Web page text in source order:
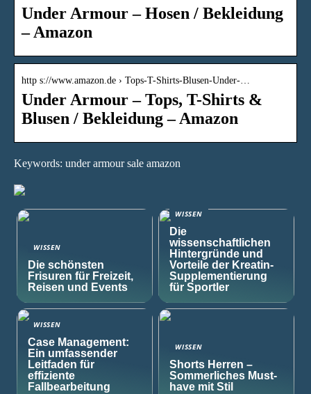
Under Armour – Hosen / Bekleidung
– Amazon
http s://www.amazon.de › Tops-T-Shirts-Blusen-Under-…
Under Armour – Tops, T-Shirts &
Blusen / Bekleidung – Amazon
Keywords: under armour sale amazon
WISSEN
Die schönsten
Frisuren für Freizeit,
Reisen und Events
WISSEN
Die
wissenschaftlichen
Hintergründe und
Vorteile der Kreatin-
Supplementierung
für Sportler
WISSEN
Case Management:
Ein umfassender
Leitfaden für
effiziente
Fallbearbeitung
WISSEN
Shorts Herren –
Sommerliches Must-
have mit Stil